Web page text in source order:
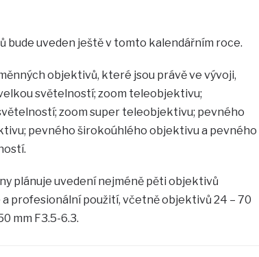
bude uveden ještě v tomto kalendářním roce.
objektivů, které jsou právě ve vývoji,
světelností; zoom teleobjektivu;
zoom super teleobjektivu; pevného
pevného širokoúhlého objektivu a pevného
plánuje uvedení nejméně pěti objektivů
profesionální použití, včetně objektivů 24 – 70
mm F3.5-6.3.